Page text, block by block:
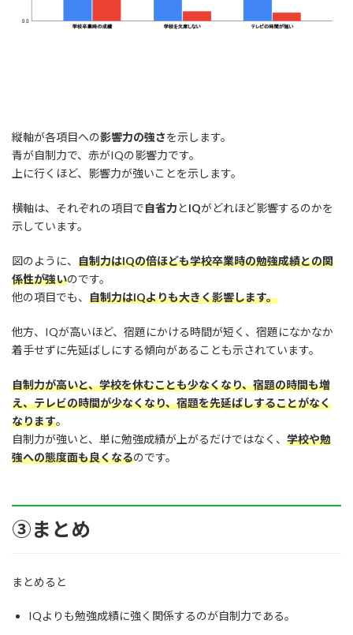
縦軸が各項目への影響力の強さを示します。
青が自制力で、赤がIQの影響力です。
上に行くほど、影響力が強いことを示します。
横軸は、それぞれの項目で自省力とIQがどれほど影響するのかを
示しています。
図のように、 自制力はIQの倍ほども学校卒業時の勉強成績との関
係性が強いのです。
他の項目でも、 自制力はIQよりも大きく影響します。
他方、IQが高いほど、宿題にかける時間が短く、宿題になかなか
着手せずに先延ばしにする傾向があることも示されています。
自制力が高いと、学校を休むことも少なくなり、宿題の時間も増
え、テレビの時間が少なくなり、宿題を先延ばしすることがなく
なります。
自制力が強いと、単に勉強成績が上がるだけではなく、 学校や勉
強への態度面も良くなるのです。
③まとめ
まとめると
IQよりも勉強成績に強く関係するのが自制力である。